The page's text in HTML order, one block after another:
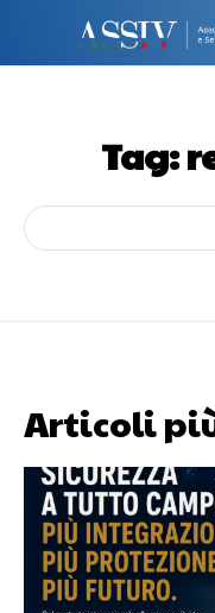
Tag:
Articoli